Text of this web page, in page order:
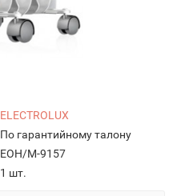
ELECTROLUX
По гарантийному талону
EOH/M-9157
1 шт.